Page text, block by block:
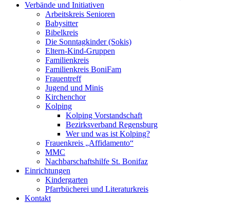
Verbände und Initiativen
Arbeitskreis Senioren
Babysitter
Bibelkreis
Die Sonntagkinder (Sokis)
Eltern-Kind-Gruppen
Familienkreis
Familienkreis BoniFam
Frauentreff
Jugend und Minis
Kirchenchor
Kolping
Kolping Vorstandschaft
Bezirksverband Regensburg
Wer und was ist Kolping?
Frauenkreis „Affidamento“
MMC
Nachbarschaftshilfe St. Bonifaz
Einrichtungen
Kindergarten
Pfarrbücherei und Literaturkreis
Kontakt